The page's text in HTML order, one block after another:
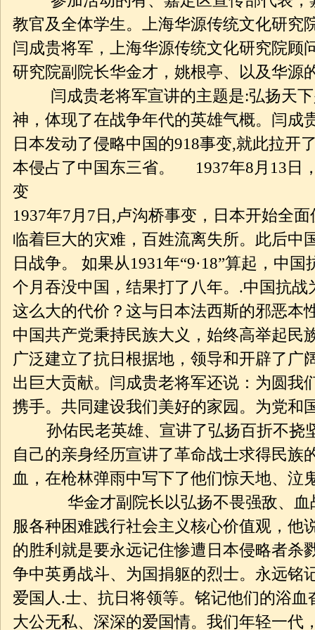
教官及全体学生。上海华源传统文化研究
闫成贵将军，上海华源传统文化研究院顾
研究院副院长华金才，姚根亭、以及华源
闫成贵老将军宣讲的主题是:弘扬天下
神，体现了在战争年代的英雄气概。闫成
日本发动了侵略中国的918事变,就此拉开
本侵占了中国东三省。 1937年8月13日
变
1937年7月7日,卢沟桥事变，日本开始全
临着巨大的灾难，百姓流离失所。此后中
日战争。 如果从1931年“9·18”算起，中
个月吞没中国，结果打了八年。.中国抗
这么大的代价？这与日本法西斯的邪恶本
中国共产党秉持民族大义，始终高举起民
广泛建立了抗日根据地，领导和开辟了广
出巨大贡献。闫成贵老将军还说：为圆我
携手。共同建设我们美好的家园。为党和
孙佑民老英雄、宣讲了弘扬百折不挠
自己的亲身经历宣讲了革命战士求得民族
血，在枪林弹雨中写下了他们惊天地、泣
华金才副院长以弘扬不畏强敌、血战
服各种困难践行社会主义核心价值观，他
的胜利就是要永远记住惨遭日本侵略者杀
争中英勇战斗、为国捐躯的烈士。永远铭
爱国人.士、抗日将领等。铭记他们的浴
大公无私、深深的爱国情。我们年轻一代